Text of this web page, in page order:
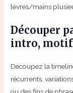
lèvres/mains
Découper
intro,
Découpez la
récurrents,